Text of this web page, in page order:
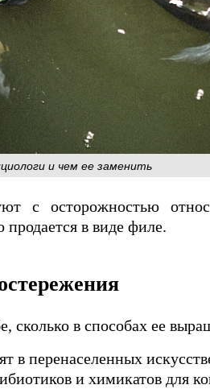
и чем ее заменить
с осторожностью
в виде филе.
сколько в способах ее
в перенаселенных
и химикатов для